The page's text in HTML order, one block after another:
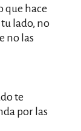
que hace
lado, no
no las
te
por las